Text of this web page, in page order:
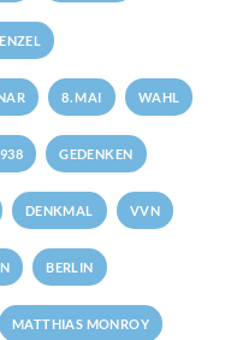
8. MAI WAHL
GEDENKEN
DENKMAL VVN
BERLIN
MATTHIAS MONROY